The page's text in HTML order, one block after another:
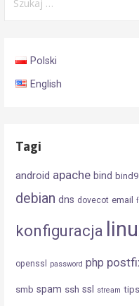
Polski
English
Tagi
android apache bind bind9
debian dns dovecot email
konfiguracja
openssl password php
smb spam ssh ssl stream